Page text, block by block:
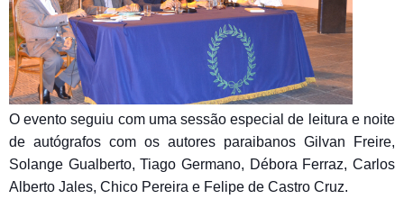
O evento seguiu com uma sessão especial de leitura e noite
de autógrafos com os autores paraibanos Gilvan Freire,
Solange Gualberto, Tiago Germano, Débora Ferraz, Carlos
Alberto Jales, Chico Pereira e Felipe de Castro Cruz.